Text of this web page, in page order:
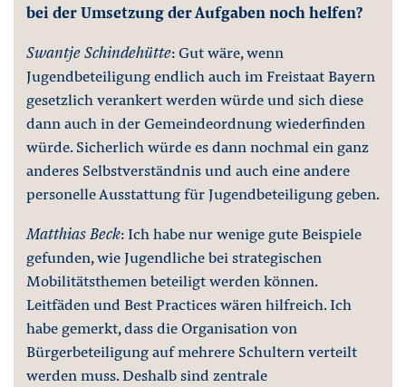
bei der Umsetzung der Aufgaben noch helfen?
Swantje Schindehütte: Gut wäre, wenn
Jugendbeteiligung endlich auch im Freistaat Bayern
gesetzlich verankert werden würde und sich diese
dann auch in der Gemeindeordnung wiederfinden
würde. Sicherlich würde es dann nochmal ein ganz
anderes Selbstverständnis und auch eine andere
personelle Ausstattung für Jugendbeteiligung geben.
Matthias Beck: Ich habe nur wenige gute Beispiele
gefunden, wie Jugendliche bei strategischen
Mobilitätsthemen beteiligt werden können.
Leitfäden und Best Practices wären hilfreich. Ich
habe gemerkt, dass die Organisation von
Bürgerbeteiligung auf mehrere Schultern verteilt
werden muss. Deshalb sind zentrale